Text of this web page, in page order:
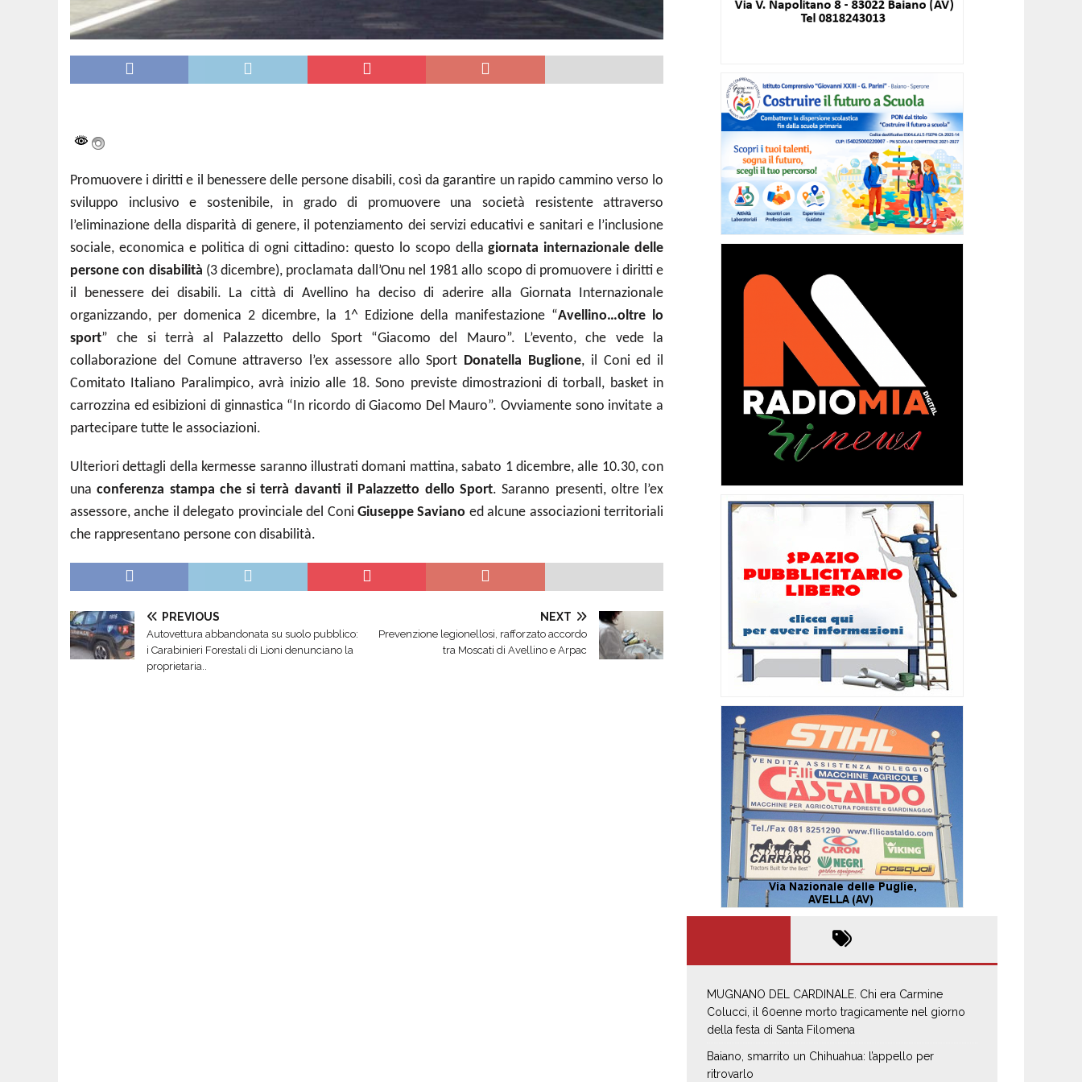
Promuovere i diritti e il benessere delle persone disabili, così da garantire un rapido cammino verso lo
sviluppo inclusivo e sostenibile, in grado di promuovere una società resistente attraverso
l’eliminazione della disparità di genere, il potenziamento dei servizi educativi e sanitari e l’inclusione
sociale, economica e politica di ogni cittadino: questo lo scopo dellagiornata internazionale delle
persone con disabilità (3 dicembre), proclamata dall’Onu nel 1981 allo scopo di promuovere i diritti e
il benessere dei disabili. La città di Avellino ha deciso di aderire alla Giornata Internazionale
organizzando, per domenica 2 dicembre, la 1^ Edizione della manifestazione “Avellino…oltre lo
sport” che si terrà al Palazzetto dello Sport “Giacomo del Mauro”. L’evento, che vede la
collaborazione del Comune attraverso l’ex assessore allo Sport Donatella Buglione, il Coni ed il
Comitato Italiano Paralimpico, avrà inizio alle 18. Sono previste dimostrazioni di torball, basket in
carrozzina ed esibizioni di ginnastica “In ricordo di Giacomo Del Mauro”. Ovviamente sono invitate a
partecipare tutte le associazioni.
Ulteriori dettagli della kermesse saranno illustrati domani mattina, sabato 1 dicembre, alle 10.30, con
unaconferenza stampa che si terrà davanti il Palazzetto dello Sport. Saranno presenti, oltre l’ex
assessore, anche il delegato provinciale del Coni Giuseppe Saviano ed alcune associazioni territoriali
che rappresentano persone con disabilità.
PREVIOUS
Autovettura abbandonata su suolo pubblico:
i Carabinieri Forestali di Lioni denunciano la
proprietaria..
NEXT
Prevenzione legionellosi, rafforzato accordo
tra Moscati di Avellino e Arpac
MUGNANO DEL CARDINALE. Chi era Carmine
Colucci, il 60enne morto tragicamente nel giorno
della festa di Santa Filomena
Baiano, smarrito un Chihuahua: l’appello per
ritrovarlo